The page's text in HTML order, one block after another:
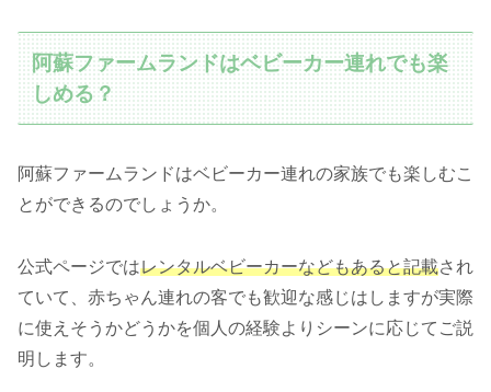
阿蘇ファームランドはベビーカー連れでも楽
しめる？
阿蘇ファームランドはベビーカー連れの家族でも楽しむこ
とができるのでしょうか。
公式ページではレンタルベビーカーなどもあると記載され
ていて、赤ちゃん連れの客でも歓迎な感じはしますが実際
に使えそうかどうかを個人の経験よりシーンに応じてご説
明します。